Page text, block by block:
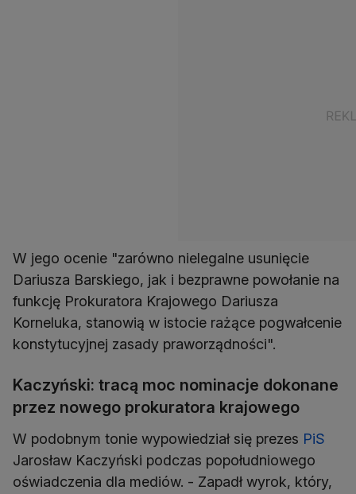
W jego ocenie "zarówno nielegalne usunięcie
Dariusza Barskiego, jak i bezprawne powołanie na
funkcję Prokuratora Krajowego Dariusza
Korneluka, stanowią w istocie rażące pogwałcenie
konstytucyjnej zasady praworządności".
Kaczyński: tracą moc nominacje dokonane
przez nowego prokuratora krajowego
W podobnym tonie wypowiedział się prezes PiS
Jarosław Kaczyński podczas popołudniowego
oświadczenia dla mediów. - Zapadł wyrok, który,